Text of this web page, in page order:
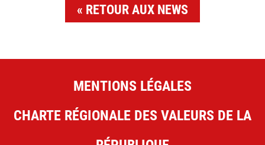
RETOUR AUX NEWS
MENTIONS LÉGALES
CHARTE RÉGIONALE DES VALEURS DE LA